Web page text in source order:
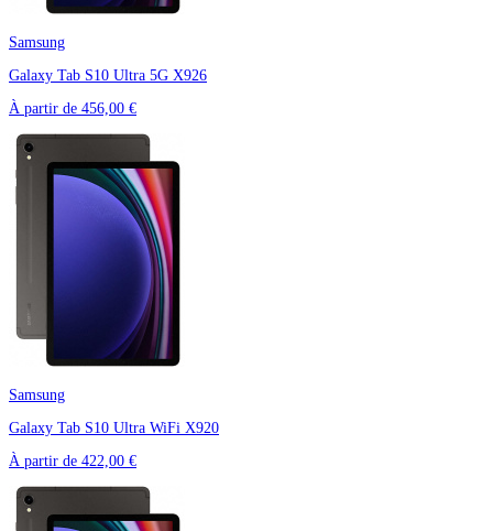
Samsung
Galaxy Tab S10 Ultra 5G X926
À partir de 456,00 €
Samsung
Galaxy Tab S10 Ultra WiFi X920
À partir de 422,00 €